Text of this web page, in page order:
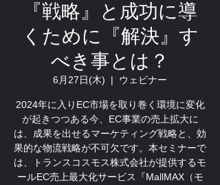
『戦略』と成功に導
くために『解決』す
べき事とは？
6月27日(木)
  |
ウェビナー
2024年に入りEC市場を取り巻く環境に変化
が起きつつある今、EC事業の売上拡大に
は、成果を出せるマーケティング戦略と、効
果的な物流戦略が不可欠です。本セミナーで
は、トランスコスモス株式会社が提供するモ
ールEC売上最大化サービス『MallMAX（モ